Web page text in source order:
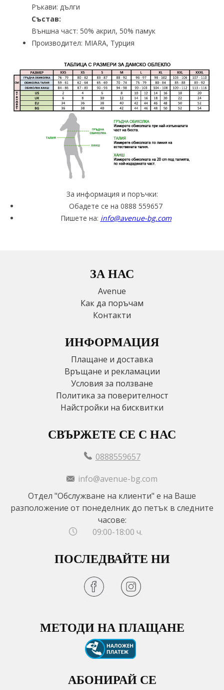
Ръкави: дълги
Състав:
Външна част: 50% акрил, 50% памук
Производител: MIARA, Турция
За информация и поръчки:
Обадете се на 0888 559657
Пишете на: info@avenue-bg.com
ЗА НАС
Avenue
Как да поръчам
Контакти
ИНФОРМАЦИЯ
Плащане и доставка
Връщане и рекламации
Условия за ползване
Политика за поверителност
Найстройки на бисквитки
СВЪРЖЕТЕ СЕ С НАС
0888559657
info@avenue-bg.com
Отдел "Обслужване на клиенти" е на Ваше
разположение от понеделник до петък в следните
часове:
09:00-18:00 ч.
ПОСЛЕДВАЙТЕ НИ
МЕТОДИ НА ПЛАЩАНЕ
АБОНИРАЙ СЕ